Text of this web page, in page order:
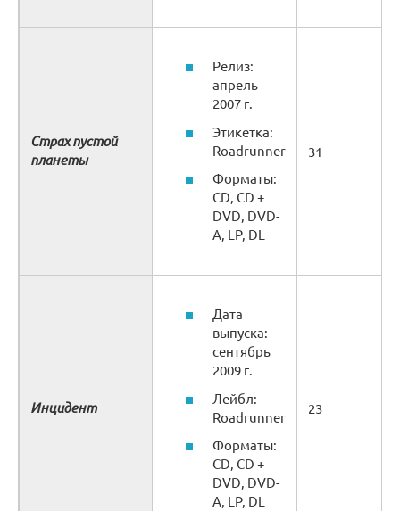
Страх пустой
планеты
Релиз:
апрель
2007 г.
Этикетка:
Roadrunner
Форматы:
CD, CD +
DVD, DVD-
A, LP, DL
31
Инцидент
Дата
выпуска:
сентябрь
2009 г.
Лейбл:
Roadrunner
Форматы:
CD, CD +
DVD, DVD-
A, LP, DL
23